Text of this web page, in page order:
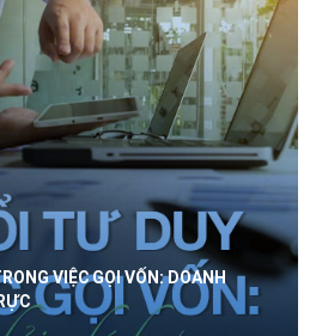
VIỆC GỌI VỐN: DOANH